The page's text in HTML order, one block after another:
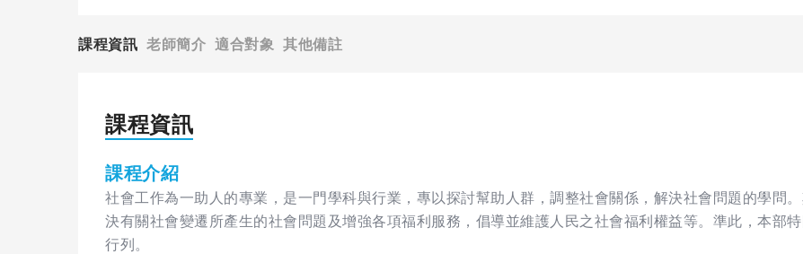
課程資訊 老師簡介 適合對象 其他備註
課程資訊
課程介紹
社會工作為一助人的專業，是一門學科與行業，專以探討幫助人群，調整社會關係，解決社會問題的學問
決有關社會變遷所產生的社會問題及增強各項福利服務，倡導並維護人民之社會福利權益等。準此，本部
行列。